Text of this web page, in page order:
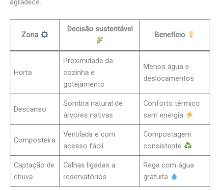
agradece.
Zona
Decisão sustentável
Benefício
Horta
Proximidade da
cozinha e
gotejamento
Menos água e
deslocamentos
Descanso
Sombra natural de
árvores nativas
Conforto térmico
sem energia
Composteira
Ventilada e com
acesso fácil
Compostagem
consistente
Captação de
chuva
Calhas ligadas a
reservatórios
Rega com água
gratuita